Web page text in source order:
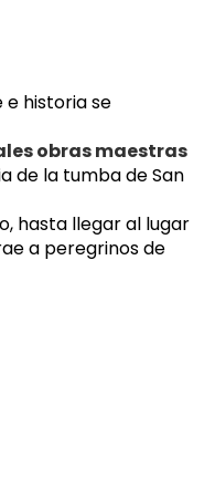
historia se
obras maestras
de la tumba de San
hasta llegar al lugar
a peregrinos de